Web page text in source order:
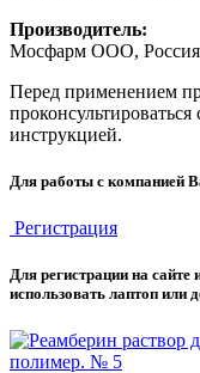
Производитель:
Мосфарм ООО,
Перед применением
инструкцией.
Для работы с компанией
Регистрация
Для регистрации на
использовать лаптоп или